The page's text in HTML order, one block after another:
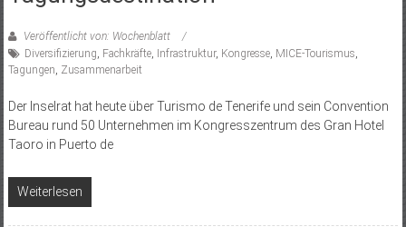
Veröffentlicht von: Wochenblatt
Diversifizierung Fachkräfte, Infrastruktur, Kongresse, MICE-Tourismus
Tagungen Zusammenarbeit
Der Inselrat hat heute über Turismo de Tenerife und sein Convention
Bureau rund 50 Unternehmen im Kongresszentrum des Gran Hotel
Taoro in Puerto de
Weiterlesen